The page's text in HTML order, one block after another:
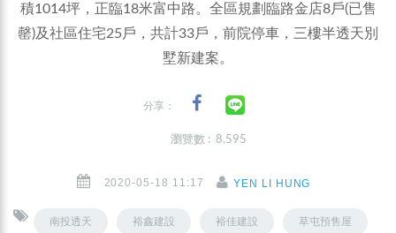
積1014坪，正臨18米富中路。全區規劃臨路金店8戶(已售
罄)及社區住宅25戶，共計33戶，前院停車，三樓半透天別
墅新建案。
分享：
瀏覽數 : 8,595
2020-05-18 11:17 YEN LI HUNG
南投透天 裕鑫建設 裕佳建設 草屯預售屋